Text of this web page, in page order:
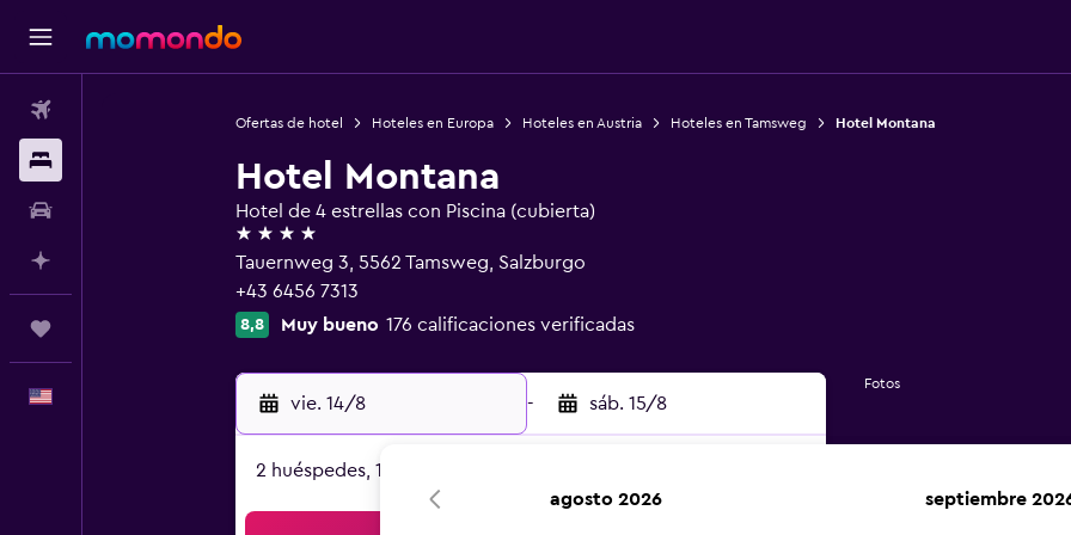
Ofertas de hotel Hoteles en Europa Hoteles en Austria Hoteles en Tamsweg Hotel Montana
Hotel Montana
Hotel de 4 estrellas con Piscina (cubierta)
4 estrellas
Tauernweg 3, 5562 Tamsweg, Salzburgo
+43 6456 7313
8,8 Muy bueno 176 calificaciones verificadas
vie. 14/8 - sáb. 15/8
2 huéspedes, 1 habitación
Fotos
agosto 2026 septiembre